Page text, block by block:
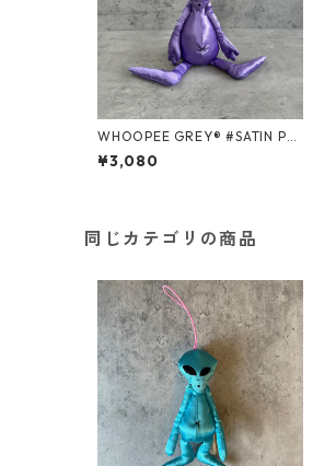
WHOOPEE GREY® #SATIN PU
RPLE/Mサイズ
¥3,080
同じカテゴリの商品